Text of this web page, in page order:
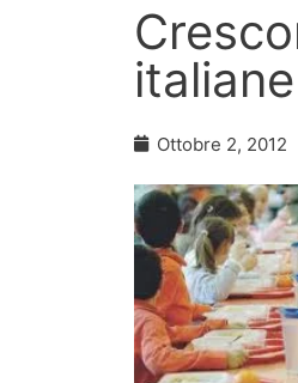
italiane
Ottobre 2, 2012